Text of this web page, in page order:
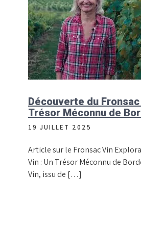
Découverte du Fronsac
Trésor Méconnu de
19 JUILLET 2025
Article sur le Fronsac Vin
Vin : Un Trésor Méconnu de
Vin, issu de […]